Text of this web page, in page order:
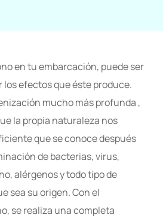
en tu embarcación, puede ser
los efectos que éste produce.
mucho más profunda ,
la propia naturaleza nos
que se conoce después
de bacterias, virus,
alérgenos y todo tipo de
sea su origen. Con el
se realiza una completa